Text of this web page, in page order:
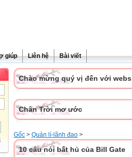
giúp Liên hệ Bài viết
Chào mừng quý vị đến với
Chân Trời mơ ước
Gốc > Quản lí-lãnh đao >
10 câu nói bất hủ của Bill Gate